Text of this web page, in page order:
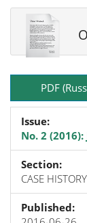
Article
Sidebar
PDF
Issue:
No. 2 (2016):
Section:
CASE HISTORY
Published: